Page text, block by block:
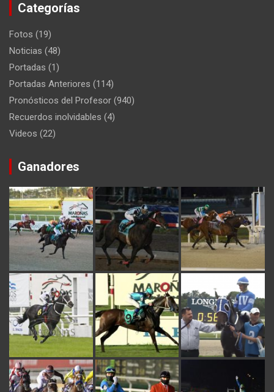
Categorías
Fotos (19)
Noticias (48)
Portadas (1)
Portadas Anteriores (114)
Pronósticos del Profesor (940)
Recuerdos inolvidables (4)
Videos (22)
Ganadores